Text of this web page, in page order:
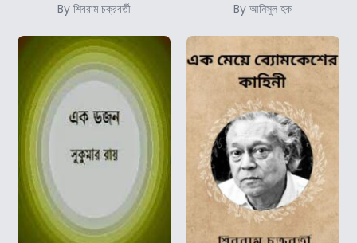
By শিবরাম চক্রবর্তী By আনিসুল হক